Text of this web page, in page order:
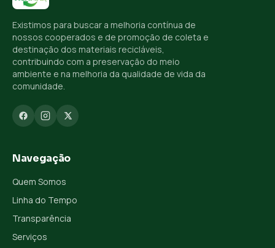
Existimos para buscar a melhoria contínua de
nossos cooperados e de promoção de coleta e
destinação dos materiais recicláveis,
contribuindo com a preservação do meio
ambiente e na melhoria da qualidade de vida da
comunidade.
Navegação
Quem Somos
Linha do Tempo
Transparência
Serviços